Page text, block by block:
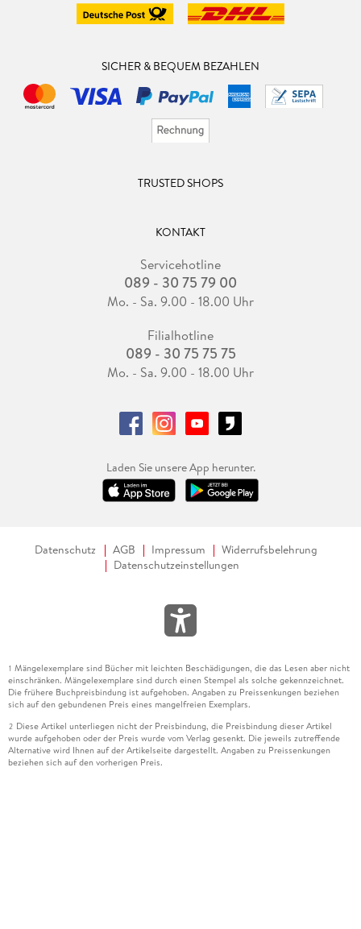
SICHER & BEQUEM BEZAHLEN
TRUSTED SHOPS
KONTAKT
Servicehotline
089 - 30 75 79 00
Mo. - Sa. 9.00 - 18.00 Uhr
Filialhotline
089 - 30 75 75 75
Mo. - Sa. 9.00 - 18.00 Uhr
Laden Sie unsere App herunter.
Datenschutz AGB Impressum
Widerrufsbelehrung
Datenschutzeinstellungen
1 Mängelexemplare sind Bücher mit leichten Beschädigungen, die das Lesen aber nicht
einschränken. Mängelexemplare sind durch einen Stempel als solche gekennzeichnet.
Die frühere Buchpreisbindung ist aufgehoben. Angaben zu Preissenkungen beziehen
sich auf den gebundenen Preis eines mangelfreien Exemplars.
2 Diese Artikel unterliegen nicht der Preisbindung, die Preisbindung dieser Artikel
wurde aufgehoben oder der Preis wurde vom Verlag gesenkt. Die jeweils zutreffende
Alternative wird Ihnen auf der Artikelseite dargestellt. Angaben zu Preissenkungen
beziehen sich auf den vorherigen Preis.